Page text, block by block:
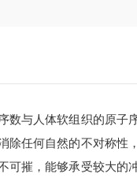
数与人体软组织的原子
除任何自然的不对称性
可摧，能够承受较大的